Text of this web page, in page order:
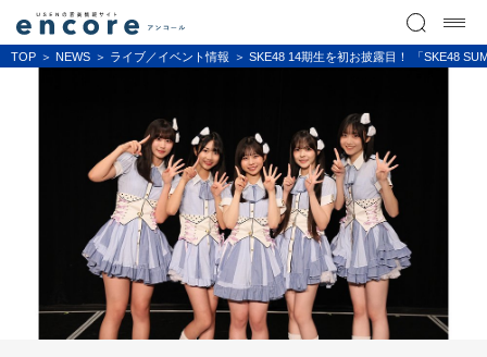
TOP NEWS ライブ／イベント情報 SKE48 14期生を初お披露目！ 「SKE48